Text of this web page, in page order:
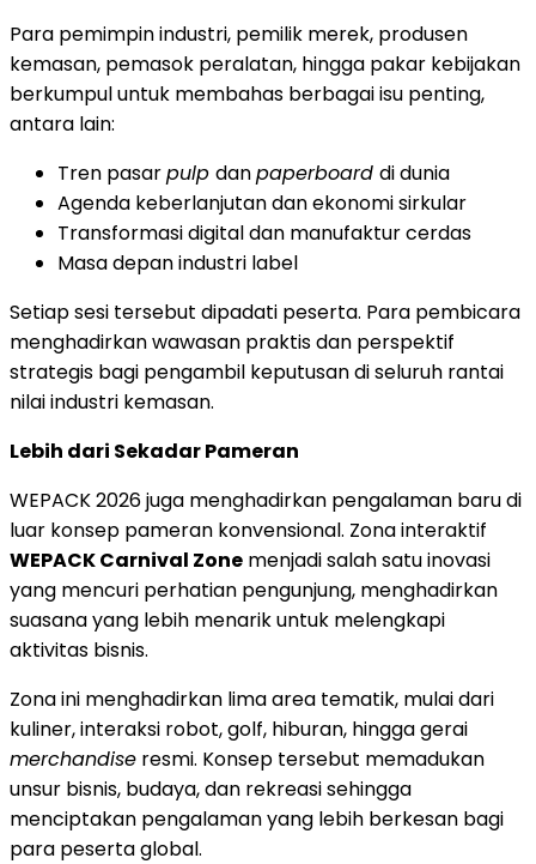
Para pemimpin industri, pemilik merek, produsen
kemasan, pemasok peralatan, hingga pakar kebijakan
berkumpul untuk membahas berbagai isu penting,
antara lain:
Tren pasarpulp danpaperboard di dunia
Agenda keberlanjutan dan ekonomi sirkular
Transformasi digital dan manufaktur cerdas
Masa depan industri label
Setiap sesi tersebut dipadati peserta. Para pembicara
menghadirkan wawasan praktis dan perspektif
strategis bagi pengambil keputusan di seluruh rantai
nilai industri kemasan.
Lebih dari Sekadar Pameran
WEPACK 2026 juga menghadirkan pengalaman baru di
luar konsep pameran konvensional. Zona interaktif
WEPACK Carnival Zone menjadi salah satu inovasi
yang mencuri perhatian pengunjung, menghadirkan
suasana yang lebih menarik untuk melengkapi
aktivitas bisnis.
Zona ini menghadirkan lima area tematik, mulai dari
kuliner, interaksi robot, golf, hiburan, hingga gerai
merchandise resmi. Konsep tersebut memadukan
unsur bisnis, budaya, dan rekreasi sehingga
menciptakan pengalaman yang lebih berkesan bagi
para peserta global.